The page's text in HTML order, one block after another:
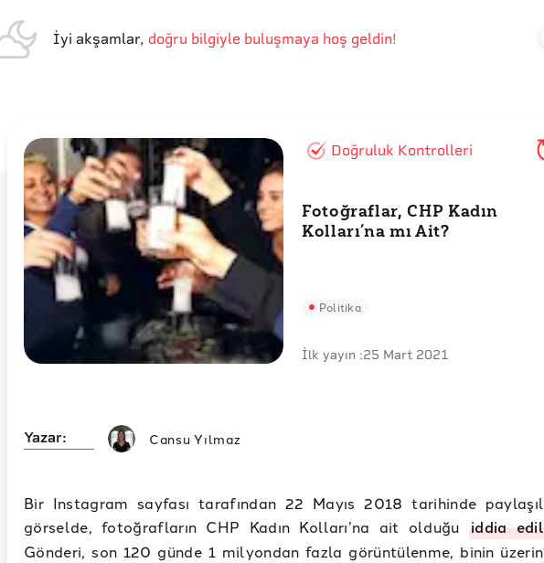
İyi akşamlar, doğru bilgiyle buluşmaya hoş geldin!
Doğruluk Kontrolleri
Fotoğraflar, CHP Kadın
Kolları’na mı Ait?
Politika
İlk yayın :25 Mart 2021
Yazar: Cansu Yılmaz
Bir Instagram sayfası tarafından 22 Mayıs 2018 tarihinde
görselde, fotoğrafların CHP Kadın Kolları’na ait olduğu iddia
Gönderi, son 120 günde 1 milyondan fazla görüntülenme, binin